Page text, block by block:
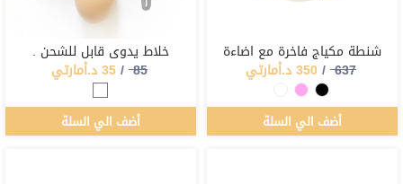
شنطة مكياج فاخرة مع اضاءة
637
/
350د.أمارتي
أضف الي السلة
خلاط يدوي قابل للشحن .
85
/
35د.أمارتي
أضف الي السلة